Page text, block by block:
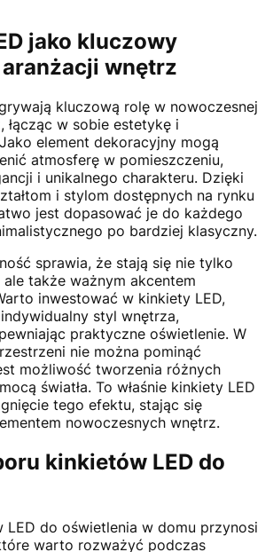
jako kluczowy
wnętrz
kluczową rolę w nowoczesnej
łącząc w sobie estetykę i
element dekoracyjny mogą
atmosferę w pomieszczeniu,
i unikalnego charakteru. Dzięki
i stylom dostępnych na rynku
jest dopasować je do każdego
po bardziej klasyczny.
sprawia, że stają się nie tylko
ale także ważnym akcentem
inwestować w kinkiety LED,
styl wnętrza,
praktyczne oświetlenie. W
nie można pominąć
możliwość tworzenia różnych
światła. To właśnie kinkiety LED
tego efektu, stając się
nowoczesnych wnętrz.
kinkietów LED do
LED do oświetlenia w domu przynosi
warto rozważyć podczas